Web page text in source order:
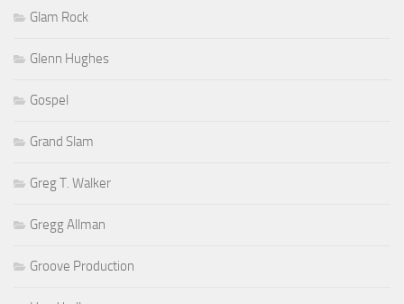
Glam Rock
Glenn Hughes
Gospel
Grand Slam
Greg T. Walker
Gregg Allman
Groove Production